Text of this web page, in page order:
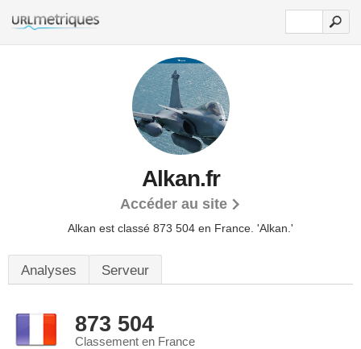
Alkan.fr
Accéder au site
Alkan est classé 873 504 en France. 'Alkan.'
Analyses Serveur
873 504
Classement en France